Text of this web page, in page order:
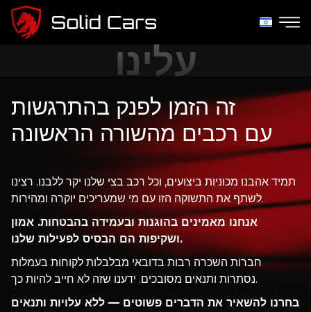
עלינו
זה הזמן לפנק בהתרגשות
עם רכבים מהשורה הראשונה
תמיד אהבנו מכוניות ביצועים, וכל רכב בצי שלנו יקר ללבנו. רצינו
לשתף את התשוקה הזו עם מי שמעריכים יוקרה ומהירות.
אנחנו מאמינים בהוגנות ובעמידה בהבטחות. אמון
ושקיפות הם הבסיס לפעילות שלנו.
חברות השכרה רבות בדובאי מבלבלות לקוחות בעמלות
נסתרות ותנאים מסובכים. ידענו שזה לא חייב להיות כך.
בחרנו להשאיר את הדברים פשוטים — ללא עלויות ותנאים